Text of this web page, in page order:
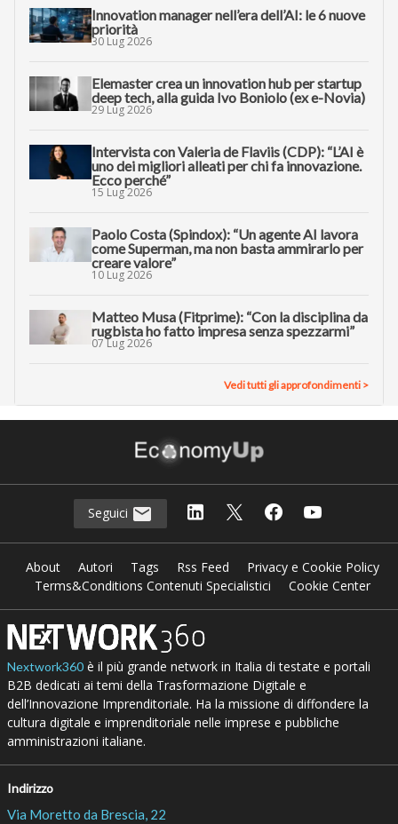
Innovation manager nell’era dell’AI: le 6 nuove
priorità
30 Lug 2026
Elemaster crea un innovation hub per startup
deep tech, alla guida Ivo Boniolo (ex e-Novia)
29 Lug 2026
Intervista con Valeria de Flaviis (CDP): “L’AI è
uno dei migliori alleati per chi fa innovazione.
Ecco perché”
15 Lug 2026
Paolo Costa (Spindox): “Un agente AI lavora
come Superman, ma non basta ammirarlo per
creare valore”
10 Lug 2026
Matteo Musa (Fitprime): “Con la disciplina da
rugbista ho fatto impresa senza spezzarmi”
07 Lug 2026
Vedi tutti gli approfondimenti >
Seguici
About Autori Tags Rss Feed
Privacy e Cookie Policy
Terms&Conditions Contenuti Specialistici
Cookie Center
Nextwork360è il più grande network in Italia di testate e portali
B2B dedicati ai temi della Trasformazione Digitale e
dell’Innovazione Imprenditoriale. Ha la missione di diffondere la
cultura digitale e imprenditoriale nelle imprese e pubbliche
amministrazioni italiane.
Indirizzo
Via Moretto da Brescia, 22